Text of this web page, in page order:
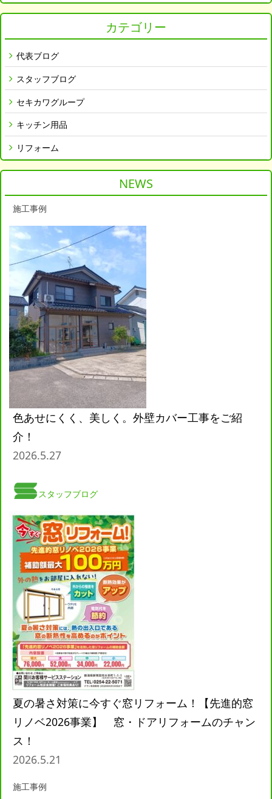
カテゴリー
代表ブログ
スタッフブログ
セキカワグループ
キッチン用品
リフォーム
NEWS
施工事例
色あせにくく、美しく。外壁カバー工事をご紹
介！
2026.5.27
スタッフブログ
夏の暑さ対策に今すぐ窓リフォーム！【先進的窓
リノベ2026事業】 窓・ドアリフォームのチャン
ス！
2026.5.21
施工事例